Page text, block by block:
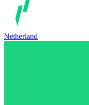
Netherland